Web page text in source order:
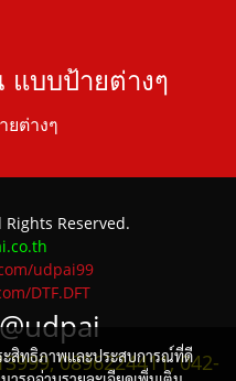
แบบป้ายต่างๆ
ยต่างๆ
Reserved.
udpai99
DTF.DFT
@udpai
0896224411, 042-
ะสิทธิภาพและประสบการณ์ที่ดี